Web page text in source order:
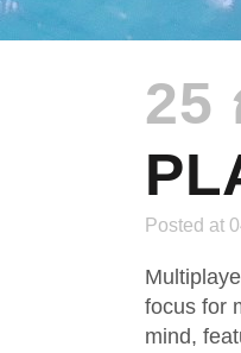
25
Posted at
focus for
mind,